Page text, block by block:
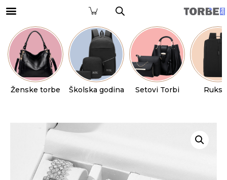
Ženske torbe Školska godina Setovi Torbi